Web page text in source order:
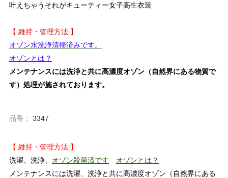
叶えちゃうそれがキューティー女子高生衣装
【 維持・管理方法 】
オゾン水洗浄清掃済みです。
オゾンとは？
メンテナンスには洗浄と共に高濃度オゾン（自然界にある物質で
す）処理が施されております。
品番： 3347
【 維持・管理方法 】
洗濯、洗浄、 オゾン殺菌済です
オゾンとは？
メンテナンスには洗濯、洗浄と共に高濃度オゾン（自然界にある